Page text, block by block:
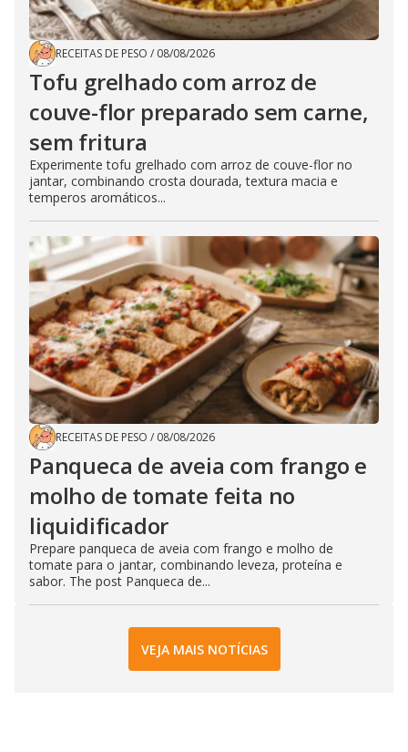
RECEITAS DE PESO / 08/08/2026
Tofu grelhado com arroz de
couve-flor preparado sem carne,
sem fritura
Experimente tofu grelhado com arroz de couve-flor no
jantar, combinando crosta dourada, textura macia e
temperos aromáticos...
RECEITAS DE PESO / 08/08/2026
Panqueca de aveia com frango e
molho de tomate feita no
liquidificador
Prepare panqueca de aveia com frango e molho de
tomate para o jantar, combinando leveza, proteína e
sabor. The post Panqueca de...
VEJA MAIS NOTÍCIAS